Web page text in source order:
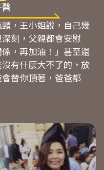
，王小姐說，自己幾
刻，父親都會安慰
，再加油！」甚至還
有什麼大不了的，放
替你頂著，爸爸都